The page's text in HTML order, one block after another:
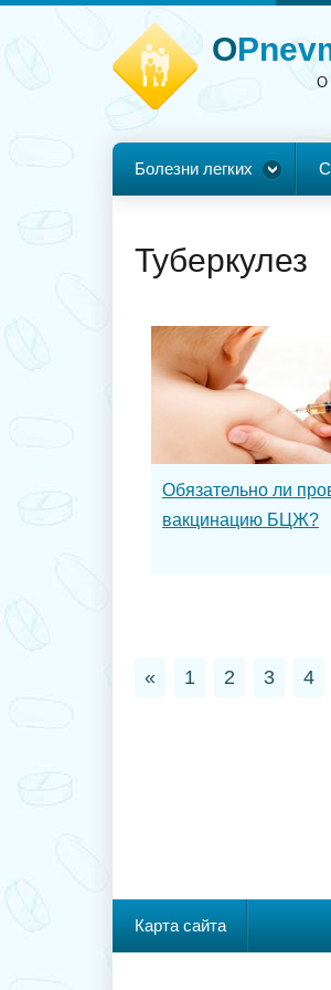
O
О
Болезни легких
Туберкулез
Обязательно ли
вакцинацию БЦЖ?
« 1 2 3 4
Карта сайта